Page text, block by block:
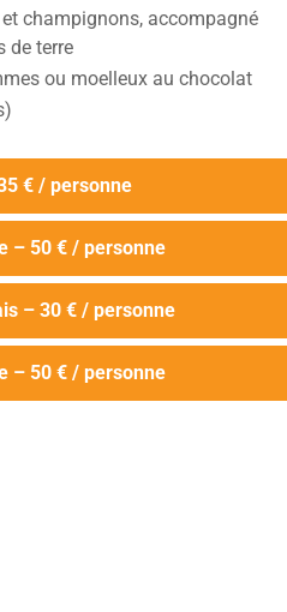
champignons, accompagné
de terre
ou moelleux au chocolat
€ / personne
– 50 € / personne
– 30 € / personne
– 50 € / personne